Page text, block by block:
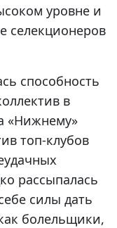
уровне и
селекционеров
способность
в
«Нижнему»
топ-клубов
рассыпалась
силы дать
болельщики,